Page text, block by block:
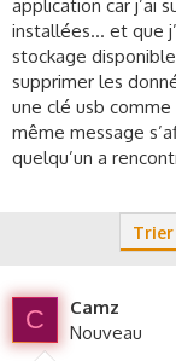
application car j’ai
installées… et que
stockage
supprimer les
une clé usb
même message
quelqu’un a
C
Camz
Nouveau